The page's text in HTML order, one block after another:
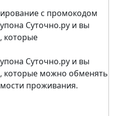
с промокодом
Суточно.ру и вы
которые
Суточно.ру и вы
которые можно обменять
проживания.